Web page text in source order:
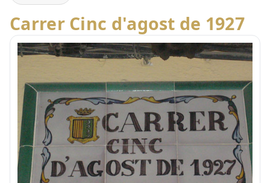
Carrer Cinc d'agost de 1927